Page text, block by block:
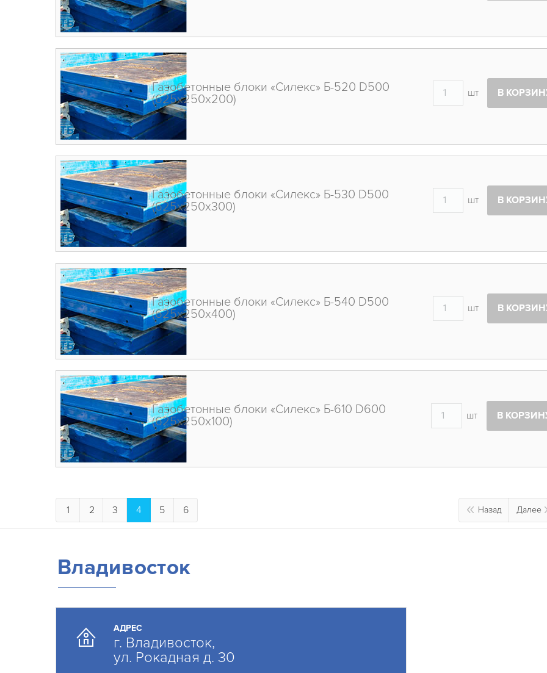
Газобетонные блоки «Силекс» Б-520 D500
(625х250х200)
шт В
Газобетонные блоки «Силекс» Б-530 D500
(625х250х300)
шт В
Газобетонные блоки «Силекс» Б-540 D500
(625х250х400)
шт В
Газобетонные блоки «Силекс» Б-610 D600
(625х250х100)
шт В
1 2 3 4 5 6 Назад Далее
Владивосток
АДРЕС
г. Владивосток,
ул. Рокадная д. 30